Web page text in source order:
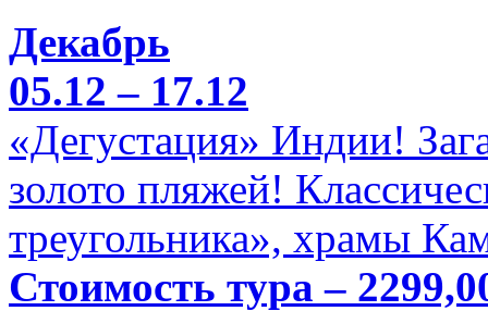
Декабрь
05.12 – 17.12
«Дегустация» Индии!
золото пляжей!
треугольника», храмы
Стоимость тура –